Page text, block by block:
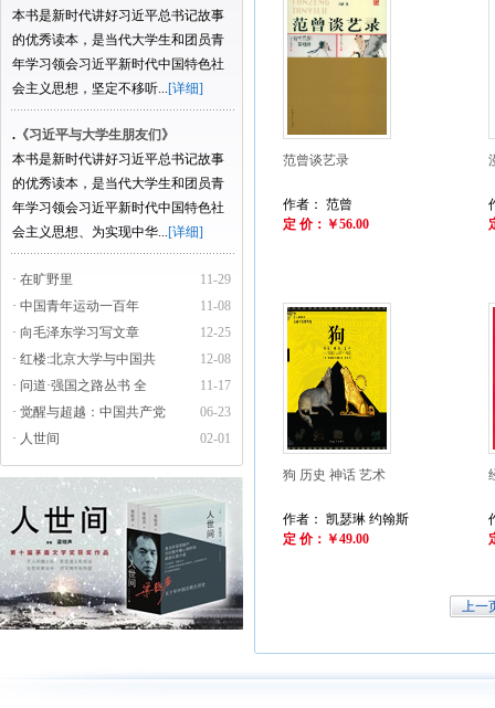
本书是新时代讲好习近平总书记故事
的优秀读本，是当代大学生和团员青
年学习领会习近平新时代中国特色社
会主义思想，坚定不移听...[详细]
. 《习近平与大学生朋友们》
本书是新时代讲好习近平总书记故事
的优秀读本，是当代大学生和团员青
年学习领会习近平新时代中国特色社
会主义思想、为实现中华...[详细]
11-29
· 在旷野里
11-08
· 中国青年运动一百年
12-25
· 向毛泽东学习写文章
12-08
· 红楼:北京大学与中国共
11-17
· 问道·强国之路丛书 全
06-23
· 觉醒与超越：中国共产党
02-01
· 人世间
范曾谈艺录
作者： 范曾
定 价：￥56.00
狗 历史 神话 艺术
作者： 凯瑟琳 约翰斯
定 价：￥49.00
上一